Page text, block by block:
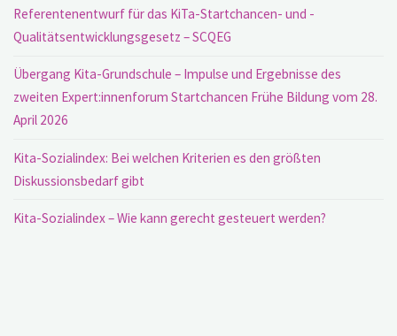
Referentenentwurf für das KiTa-Startchancen- und -
Qualitätsentwicklungsgesetz – SCQEG
Übergang Kita-Grundschule – Impulse und Ergebnisse des
zweiten Expert:innenforum Startchancen Frühe Bildung vom 28.
April 2026
Kita-Sozialindex: Bei welchen Kriterien es den größten
Diskussionsbedarf gibt
Kita-Sozialindex – Wie kann gerecht gesteuert werden?